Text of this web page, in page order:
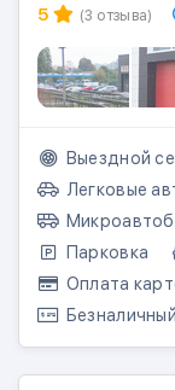
5
(3 отзыва)
Выездной
Легковые
Парковка
Оплата